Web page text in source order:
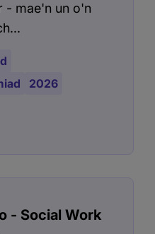
- mae'n un o'n
2026
- Social Work